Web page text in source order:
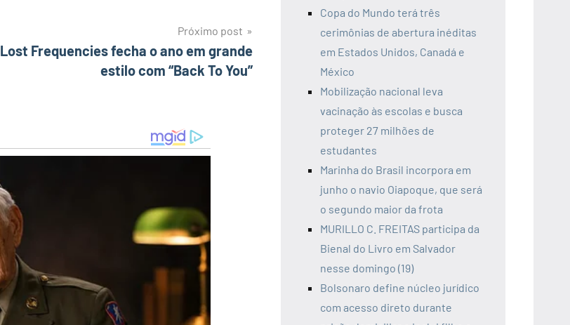
Próximo post
Lost Frequencies fecha o ano em grande
estilo com “Back To You”
Copa do Mundo terá três
cerimônias de abertura inéditas
em Estados Unidos, Canadá e
México
Mobilização nacional leva
vacinação às escolas e busca
proteger 27 milhões de
estudantes
Marinha do Brasil incorpora em
junho o navio Oiapoque, que será
o segundo maior da frota
MURILLO C. FREITAS participa da
Bienal do Livro em Salvador
nesse domingo (19)
Bolsonaro define núcleo jurídico
com acesso direto durante